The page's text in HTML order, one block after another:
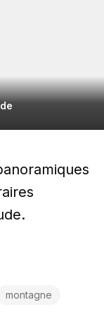
montagne